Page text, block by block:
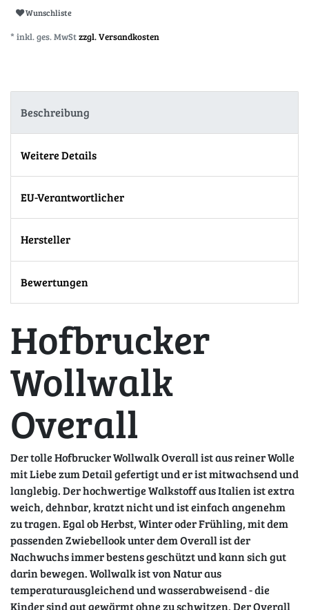
Wunschliste
* inkl. ges. MwStzzgl. Versandkosten
Beschreibung
Weitere Details
EU-Verantwortlicher
Hersteller
Bewertungen
Hofbrucker
Wollwalk
Overall
Der tolle Hofbrucker Wollwalk Overall ist aus reiner Wolle
mit Liebe zum Detail gefertigt und er ist mitwachsend und
langlebig. Der hochwertige Walkstoff aus Italien ist extra
weich, dehnbar, kratzt nicht und ist einfach angenehm
zu tragen. Egal ob Herbst, Winter oder Frühling, mit dem
passenden Zwiebellook unter dem Overall ist der
Nachwuchs immer bestens geschützt und kann sich gut
darin bewegen. Wollwalk ist von Natur aus
temperaturausgleichend und wasserabweisend - die
Kinder sind gut gewärmt ohne zu schwitzen. Der Overall